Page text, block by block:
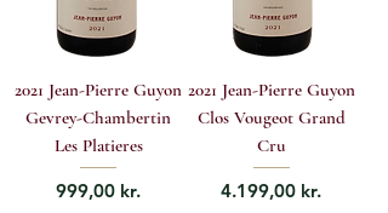
2021 Jean-Pierre Guyon
Gevrey-Chambertin
Les Platieres
Pris
999,00 kr.
2021 Jean-Pierre Guyon
Clos Vougeot Grand
Cru
Pris
4.199,00 kr.